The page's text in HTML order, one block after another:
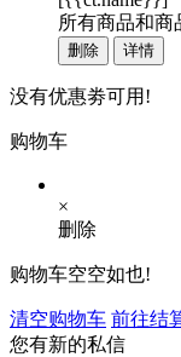
所有商品和商
删除 详情
没有优惠劵可用!
购物车
×
删除
购物车空空如也!
清空购物车 前往结
您有新的私信